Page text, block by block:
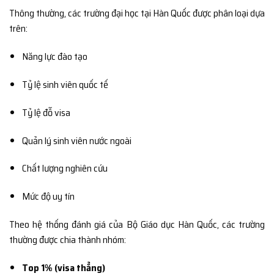
Thông thường, các trường đại học tại Hàn Quốc được phân loại dựa
trên:
Năng lực đào tạo
Tỷ lệ sinh viên quốc tế
Tỷ lệ đỗ visa
Quản lý sinh viên nước ngoài
Chất lượng nghiên cứu
Mức độ uy tín
Theo hệ thống đánh giá của Bộ Giáo dục Hàn Quốc, các trường
thường được chia thành nhóm:
Top 1% (visa thẳng)